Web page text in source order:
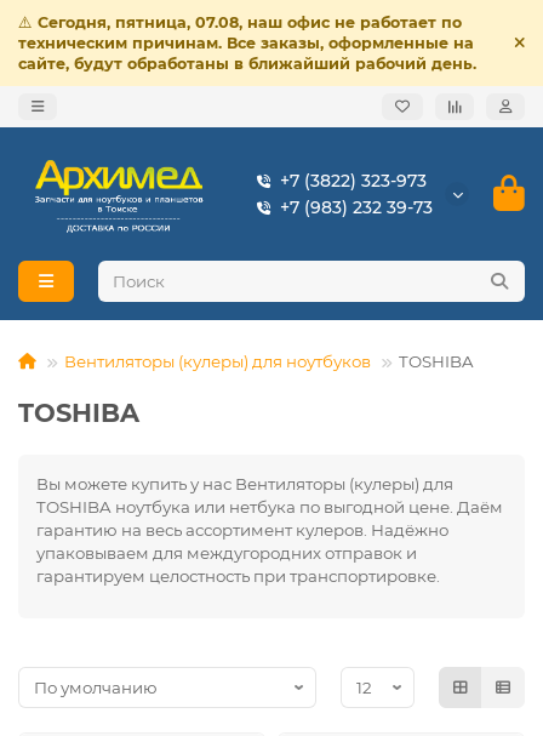
⚠️ Сегодня, пятница, 07.08, наш офис не работает по
техническим причинам. Все заказы, оформленные на
сайте, будут обработаны в ближайший рабочий день.
+7 (3822) 323-973
+7 (983) 232 39-73
Вентиляторы (кулеры) для ноутбуков TOSHIBA
TOSHIBA
Вы можете купить у нас Вентиляторы (кулеры) для
TOSHIBA ноутбука или нетбука по выгодной цене. Даём
гарантию на весь ассортимент кулеров. Надёжно
упаковываем для междугородних отправок и
гарантируем целостность при транспортировке.